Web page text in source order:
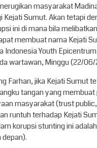
masyarakat
Kejati Sumut. Akan tetapi
ini di mana bila
membuat nama Kejati
Indonesia Youth
wartawan, Minggu (22/
Farhan, jika Kejati Sumut
tangan yang
masyarakat (trust
runtuh terhadap Kejati
korupsi stunting ini